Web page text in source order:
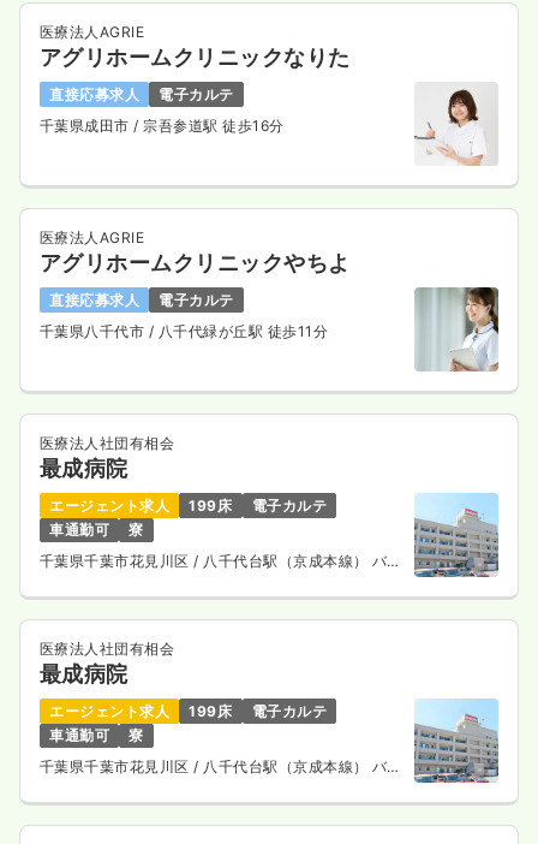
医療法人AGRIE
アグリホームクリニックなりた
直接応募求人
電子カルテ
千葉県成田市 / 宗吾参道駅 徒歩16分
医療法人AGRIE
アグリホームクリニックやちよ
直接応募求人
電子カルテ
千葉県八千代市 / 八千代緑が丘駅 徒歩11分
医療法人社団有相会
最成病院
エージェント求人 199床
電子カルテ
車通勤可
寮
千葉県千葉市花見川区/ 八千代台駅（京成本線） バス
医療法人社団有相会
最成病院
エージェント求人 199床
電子カルテ
車通勤可
寮
千葉県千葉市花見川区/ 八千代台駅（京成本線） バス